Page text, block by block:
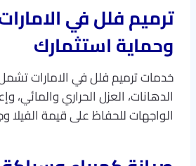
ترميم فلل في
وحماية استثمارك
خدمات ترميم فلل في الامارات
الدهانات، العزل الحراري والمائي،
الواجهات للحفاظ على قيمة الفيلا